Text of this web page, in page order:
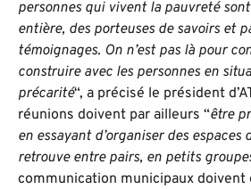
personnes qui vivent la pauvreté
entière, des porteuses de savoirs et
témoignages. On n’est pas là pour
construire avec les personnes en
précarité“, a précisé le président
réunions doivent par ailleurs “être
en essayant d’organiser des espaces
retrouve entre pairs, en petits
communication municipaux doivent